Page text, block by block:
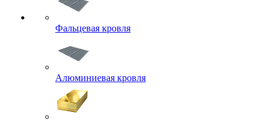
Фальцевая кровля
Алюминиевая кровля